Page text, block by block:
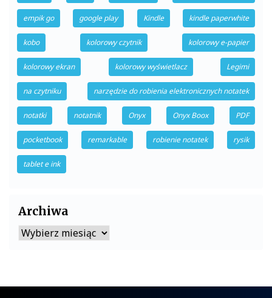
empik go google play Kindle kindle paperwhite
kobo kolorowy czytnik kolorowy e-papier
kolorowy ekran kolorowy wyświetlacz Legimi
na czytniku narzędzie do robienia elektronicznych notatek
notatki notatnik Onyx Onyx Boox PDF
pocketbook remarkable robienie notatek rysik
tablet e ink
Archiwa
Archiwa